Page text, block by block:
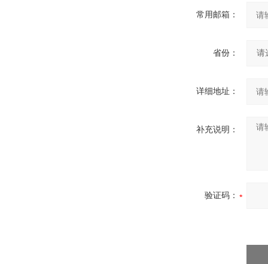
常用邮箱：
省份：
详细地址：
补充说明：
验证码：